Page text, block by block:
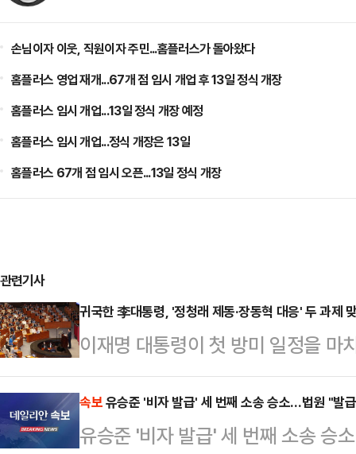
손님이자 이웃, 직원이자 주민...홈플러스가 돌아왔다
홈플러스 영업 재개...67개 점 임시 개업 후 13일 정식 개장
홈플러스 임시 개업...13일 정식 개장 예정
홈플러스 임시 개업...정식 개장은 13일
홈플러스 67개 점 임시 오픈...13일 정식 개장
관련기사
귀국한 李대통령, '정청래 제동·장동혁 대응' 두 과제
이재명 대통령이 첫 방미 일정을
과 필라델피아 필리조선소 시찰 등
정청래 더불어민주당 대표와의 당
도 등 국내 정치 과제에 직면하게
속보유승준 '비자 발급' 세 번째 소송 승소…법원 "발
유승준 '비자 발급' 세 번째 소송 승